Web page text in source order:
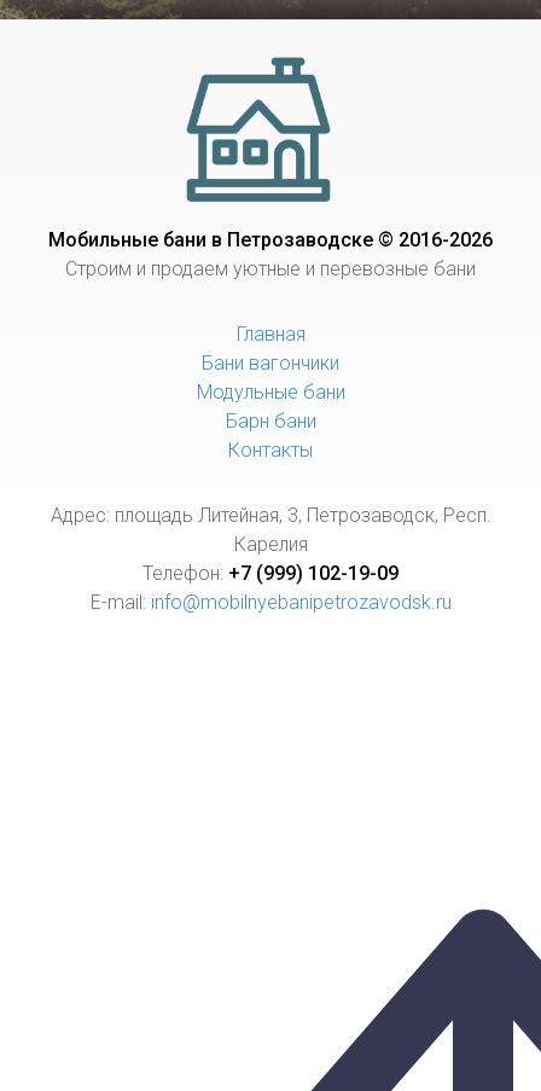
Мобильные бани в Петрозаводске © 2016-2026
Строим и продаем уютные и перевозные бани
Главная
Бани вагончики
Модульные бани
Барн бани
Контакты
Адрес: площадь Литейная, 3, Петрозаводск, Респ.
Карелия
Телефон: +7 (999) 102-19-09
E-mail: info@mobilnyebanipetrozavodsk.ru